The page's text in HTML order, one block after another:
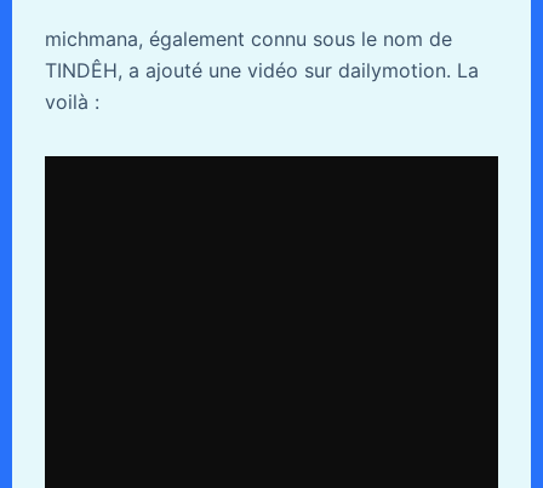
michmana, également connu sous le nom de
TINDÊH, a ajouté une vidéo sur dailymotion. La
voilà :